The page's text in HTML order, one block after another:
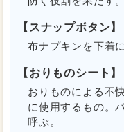
【スナップボタン】
布ナプキンを下着
【おりものシート】
おりものによる不
に使用するもの。
呼ぶ。